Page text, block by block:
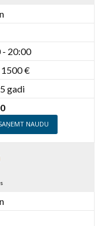
- 20:00
1500 €
gadi
NAUDU